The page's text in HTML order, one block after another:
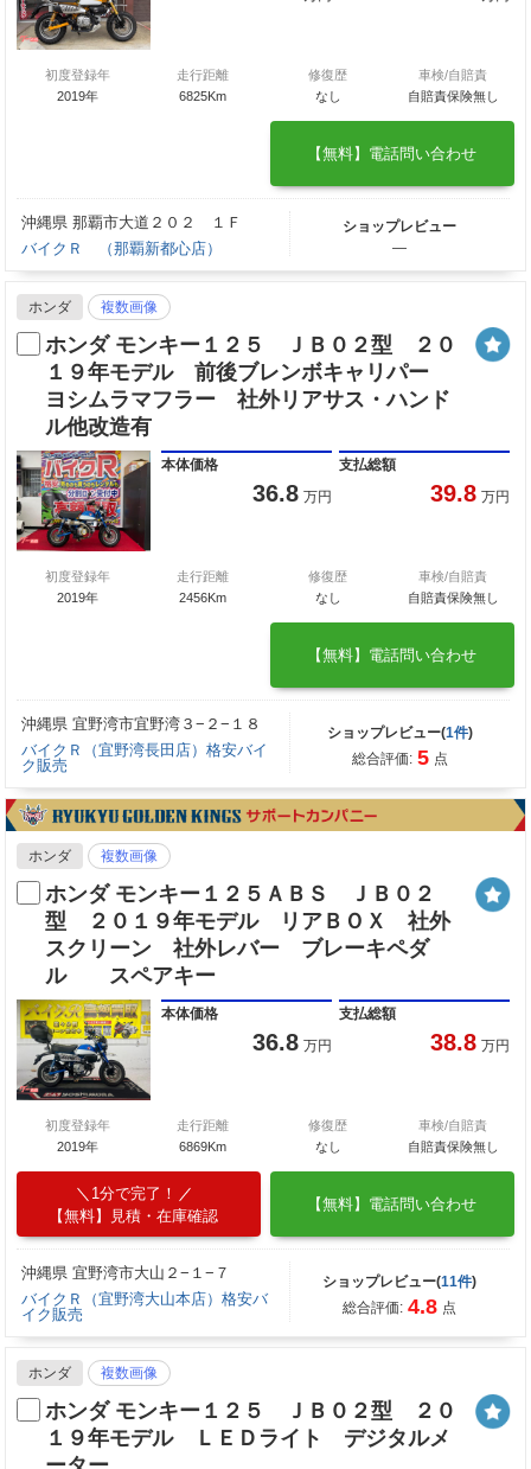
初度登録年
2019年
走行距離
6825Km
修復歴
なし
車検/自賠責
自賠責保険無し
【無料】電話問い合わせ
沖縄県 那覇市大道２０２ １Ｆ
バイクＲ （那覇新都心店）
ショップレビュー
―
ホンダ 複数画像
ホンダ モンキー１２５ ＪＢ０２型 ２０
１９年モデル 前後ブレンボキャリパー
ヨシムラマフラー 社外リアサス・ハンド
ル他改造有
本体価格
36.8 万円
支払総額
39.8 万円
初度登録年
2019年
走行距離
2456Km
修復歴
なし
車検/自賠責
自賠責保険無し
【無料】電話問い合わせ
沖縄県 宜野湾市宜野湾３−２−１８
バイクＲ（宜野湾長田店）格安バイ
ク販売
ショップレビュー(1件)
総合評価: 5 点
ホンダ 複数画像
ホンダ モンキー１２５ＡＢＳ ＪＢ０２
型 ２０１９年モデル リアＢＯＸ 社外
スクリーン 社外レバー ブレーキペダ
ル スペアキー
本体価格
36.8 万円
支払総額
38.8 万円
初度登録年
2019年
走行距離
6869Km
修復歴
なし
車検/自賠責
自賠責保険無し
1分で完了！
【無料】見積・在庫確認
【無料】電話問い合わせ
沖縄県 宜野湾市大山２−１−７
バイクＲ（宜野湾大山本店）格安バ
イク販売
ショップレビュー(11件)
総合評価: 4.8 点
ホンダ 複数画像
ホンダ モンキー１２５ ＪＢ０２型 ２０
１９年モデル ＬＥＤライト デジタルメ